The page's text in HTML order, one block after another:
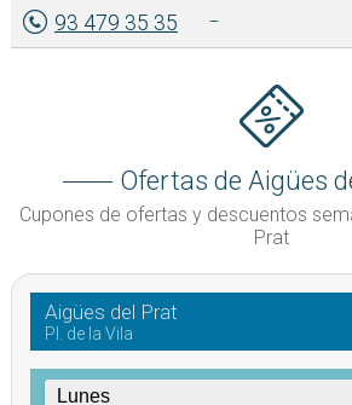
93 479 35 35
Ofertas de Aigües
Cupones de ofertas y descuentos
Prat
Aigües del Prat
Pl. de la Vila